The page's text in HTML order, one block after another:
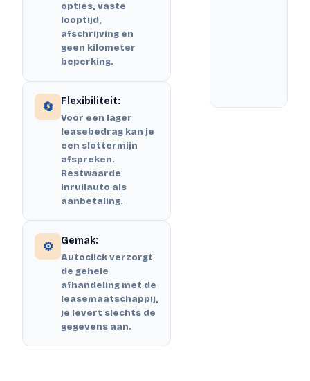
opties, vaste
looptijd,
afschrijving en
geen kilometer
beperking.
🔄 Flexibiliteit:
Voor een lager
leasebedrag kan je
een slottermijn
afspreken.
Restwaarde
inruilauto als
aanbetaling.
⚙️ Gemak:
Autoclick verzorgt
de gehele
afhandeling met de
leasemaatschappij,
je levert slechts de
gegevens aan.